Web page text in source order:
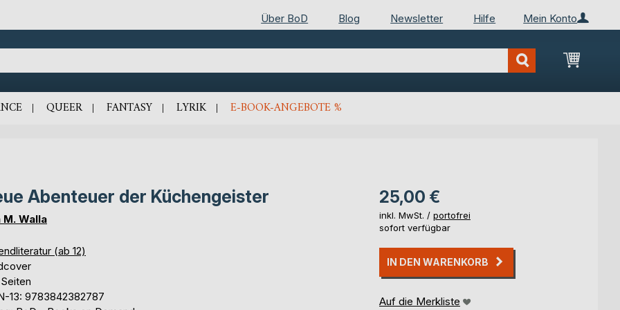
Mein Konto
Über BoD Blog Newsletter Hilfe
Mein
QUEER FANTASY LYRIK E-BOOK-ANGEBOTE %
Abenteuer der Küchengeister
M. Walla
(ab 12)
13: 9783842382787
25,00 €
inkl. MwSt. / portofrei
sofort verfügbar
IN DEN WARENKORB
Auf die Merkliste